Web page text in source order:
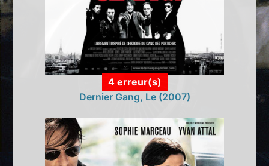
4 erreur(s)
Dernier Gang, Le (2007)